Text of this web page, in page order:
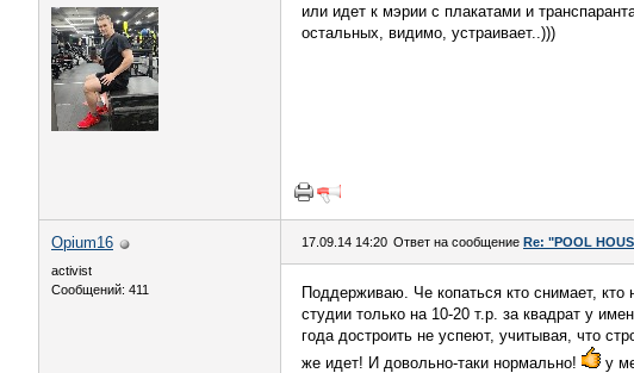
или идет к мэрии с плакатами и
остальных, видимо, устраивает..)))
Opium16
activist
Сообщений: 411
17.09.14 14:20 Ответ на сообщение Re: "POOL
Поддерживаю. Че копаться кто снимает,
студии только на 10-20 т.р. за квадрат у
года достроить не успеют, учитывая, что
же идет! И довольно-таки нормально!
у